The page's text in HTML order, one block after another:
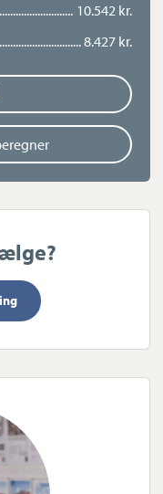
10.542 kr.
8.427 kr.